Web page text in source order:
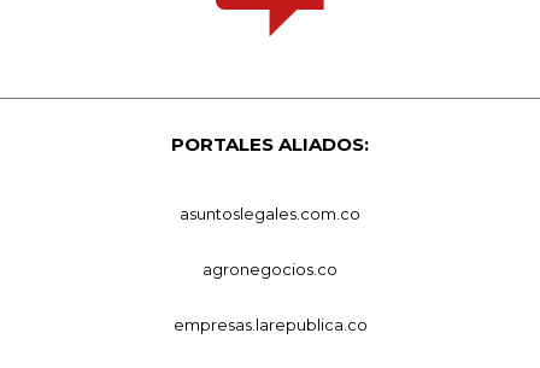
PORTALES ALIADOS:
asuntoslegales.com.co
agronegocios.co
empresas.larepublica.co